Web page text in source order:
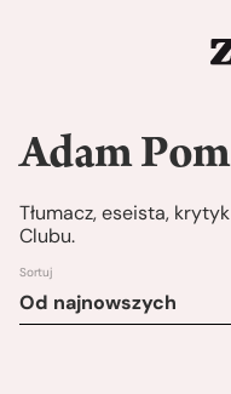
Adam
Tłumacz, eseista,
Clubu.
Sortuj
Od najnowszych